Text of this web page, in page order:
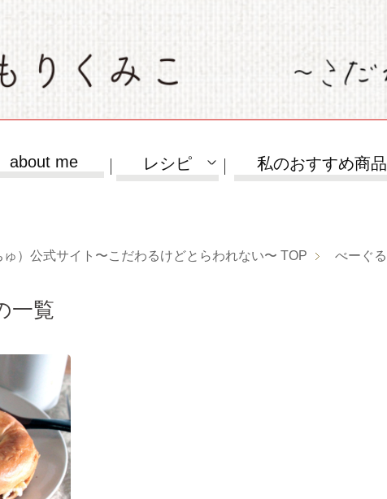
about me レシピ 私のおすすめ商品
ゅ）公式サイト〜こだわるけどとらわれない〜 TOP べーぐる
一覧